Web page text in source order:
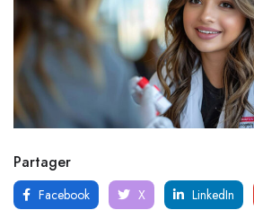
Partager
Facebook X LinkedIn